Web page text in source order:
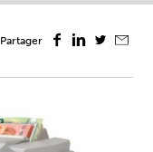
Partager